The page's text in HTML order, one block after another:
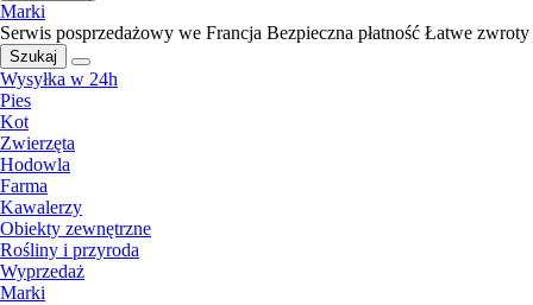
Marki
Serwis posprzedażowy we Francja Bezpieczna płatność Łatwe zwroty
Szukaj
Wysyłka w 24h
Pies
Kot
Zwierzęta
Hodowla
Farma
Kawalerzy
Obiekty zewnętrzne
Rośliny i przyroda
Wyprzedaż
Marki